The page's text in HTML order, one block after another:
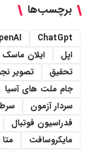
برچسب‌ها
ChatGpt
اپل
ایلان ماسک
تحقیق
تصویر
جام ملت های آسیا
سردار آزمون
فدراسیون فوتبال
مایکروسافت
متا